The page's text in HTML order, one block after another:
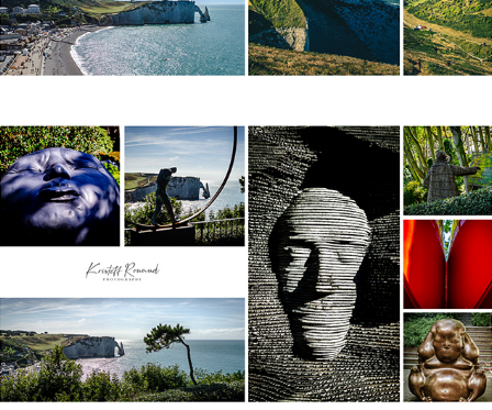
2019
Garden Etretat